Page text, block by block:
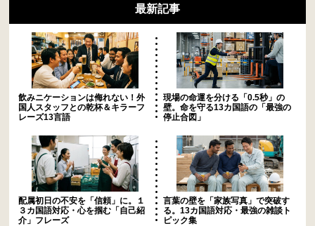
最新記事
飲みニケーションは侮れない！外
国人スタッフとの乾杯＆キラーフ
レーズ13言語
現場の命運を分ける「0.5秒」の
壁。命を守る13カ国語の「最強の
停止合図」
配属初日の不安を「信頼」に。１
３カ国語対応・心を掴む「自己紹
介」フレーズ
言葉の壁を「家族写真」で突破す
る。13カ国語対応・最強の雑談ト
ピック集